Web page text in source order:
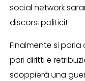
social network
discorsi politici!
Finalmente si parla
pari diritti e
scoppierà una